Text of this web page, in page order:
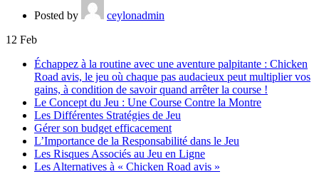
Posted by
ceylonadmin
12 Feb
Échappez à la routine avec une aventure palpitante : Chicken
Road avis, le jeu où chaque pas audacieux peut multiplier vos
gains, à condition de savoir quand arrêter la course !
Le Concept du Jeu : Une Course Contre la Montre
Les Différentes Stratégies de Jeu
Gérer son budget efficacement
L’Importance de la Responsabilité dans le Jeu
Les Risques Associés au Jeu en Ligne
Les Alternatives à « Chicken Road avis »